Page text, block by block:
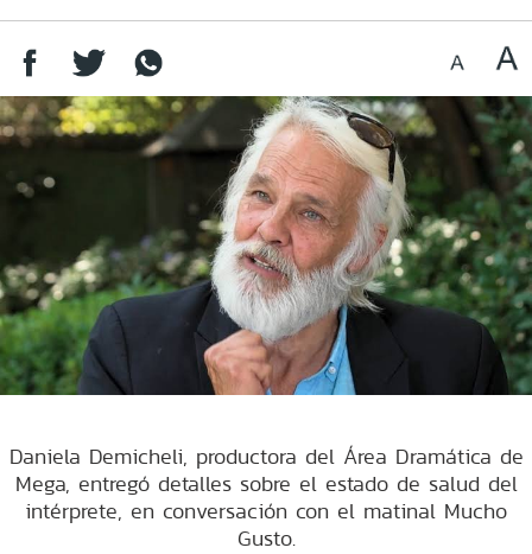
Daniela Demicheli, productora del Área Dramática de
Mega, entregó detalles sobre el estado de salud del
intérprete, en conversación con el matinal Mucho
Gusto.